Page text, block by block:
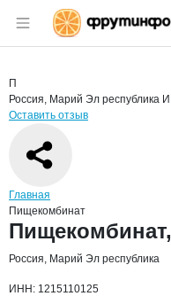
Раздел
Страница
Страница компании
Краткая
П
Россия, Марий Эл республика
Оставить отзыв
Навигация по
Главная
Пищекомбинат
Основная
Россия, Марий Эл республика
ИНН: 1215110125